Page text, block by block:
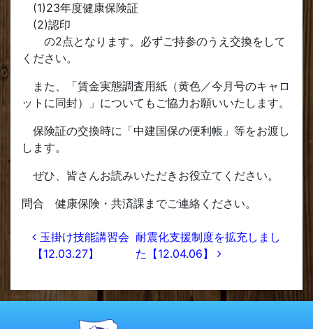
(1)23年度健康保険証
(2)認印
の2点となります。必ずご持参のうえ交換をして
ください。
また、「賃金実態調査用紙（黄色／今月号のキャロ
ットに同封）」についてもご協力お願いいたします。
保険証の交換時に「中建国保の便利帳」等をお渡し
します。
ぜひ、皆さんお読みいただきお役立てください。
問合 健康保険・共済課までご連絡ください。
投稿ナビゲーション
玉掛け技能講習会
【12.03.27】
耐震化支援制度を拡充しまし
た【12.04.06】